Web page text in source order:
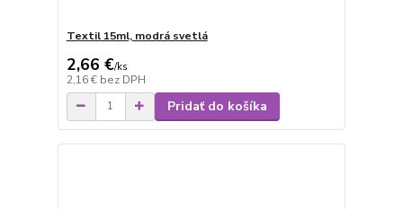
Textil 15ml, modrá svetlá
2,66 €/ks
2,16 € bez DPH
Pridať do košíka